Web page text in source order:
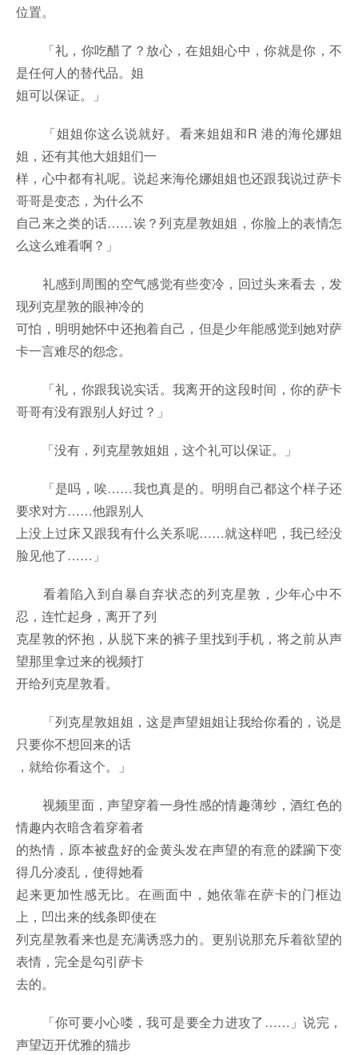
位置。
「礼，你吃醋了？放心，在姐姐心中，你就是你，不
是任何人的替代品。姐
姐可以保证。」
「姐姐你这么说就好。看来姐姐和R 港的海伦娜姐
姐，还有其他大姐姐们一
样，心中都有礼呢。说起来海伦娜姐姐也还跟我说过萨卡
哥哥是变态，为什么不
自己来之类的话……诶？列克星敦姐姐，你脸上的表情怎
么这么难看啊？」
礼感到周围的空气感觉有些变冷，回过头来看去，发
现列克星敦的眼神冷的
可怕，明明她怀中还抱着自己，但是少年能感觉到她对萨
卡一言难尽的怨念。
「礼，你跟我说实话。我离开的这段时间，你的萨卡
哥哥有没有跟别人好过？」
「没有，列克星敦姐姐，这个礼可以保证。」
「是吗，唉……我也真是的。明明自己都这个样子还
要求对方……他跟别人
上没上过床又跟我有什么关系呢……就这样吧，我已经没
脸见他了……」
看着陷入到自暴自弃状态的列克星敦，少年心中不
忍，连忙起身，离开了列
克星敦的怀抱，从脱下来的裤子里找到手机，将之前从声
望那里拿过来的视频打
开给列克星敦看。
「列克星敦姐姐，这是声望姐姐让我给你看的，说是
只要你不想回来的话
，就给你看这个。」
视频里面，声望穿着一身性感的情趣薄纱，酒红色的
情趣内衣暗含着穿着者
的热情，原本被盘好的金黄头发在声望的有意的蹂躏下变
得几分凌乱，使得她看
起来更加性感无比。在画面中，她依靠在萨卡的门框边
上，凹出来的线条即使在
列克星敦看来也是充满诱惑力的。更别说那充斥着欲望的
表情，完全是勾引萨卡
去的。
「你可要小心喽，我可是要全力进攻了……」说完，
声望迈开优雅的猫步